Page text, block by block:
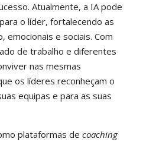
Atualmente, a IA pode
o líder, fortalecendo as
emocionais e sociais. Com
de trabalho e diferentes
nas mesmas
os líderes reconheçam o
equipas e para as suas
plataformas de coaching